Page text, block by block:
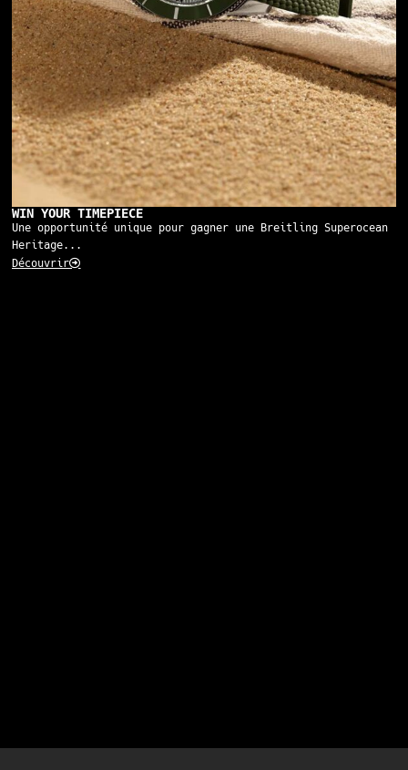
WIN YOUR TIMEPIECE
Une opportunité unique pour gagner une Breitling Superocean
Heritage...
Découvrir